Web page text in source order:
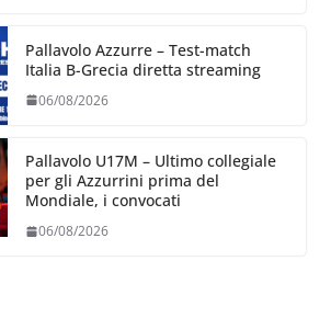
Pallavolo Azzurre – Test-match
Italia B-Grecia diretta streaming
06/08/2026
Pallavolo U17M – Ultimo collegiale
per gli Azzurrini prima del
Mondiale, i convocati
06/08/2026